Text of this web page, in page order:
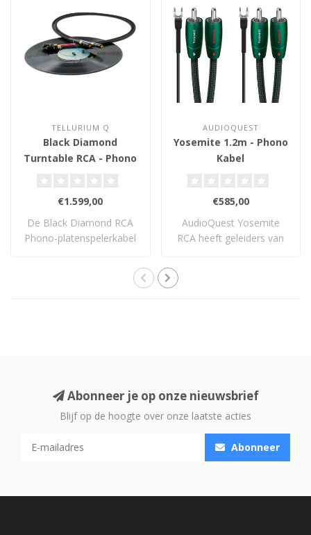
TELLURIUM Q
Black Diamond
Turntable RCA - Phono
€1.599,00
De Black Diamond RCA
Phono-platenspelerkabel
AUDIOQUEST
Yosemite 1.2m - Phono
Kabel
€585,00
AudioQuest Yosemite
RCA heeft geleiders van
Abonneer je op onze nieuwsbrief
Blijf op de hoogte over onze laatste acties
Abonneer